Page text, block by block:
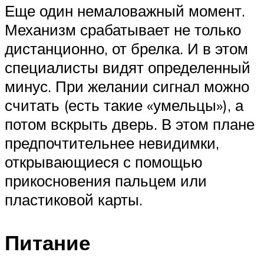
Еще один немаловажный момент.
Механизм срабатывает не только
дистанционно, от брелка. И в этом
специалисты видят определенный
минус. При желании сигнал можно
считать (есть такие «умельцы»), а
потом вскрыть дверь. В этом плане
предпочтительнее невидимки,
открывающиеся с помощью
прикосновения пальцем или
пластиковой карты.
Питание